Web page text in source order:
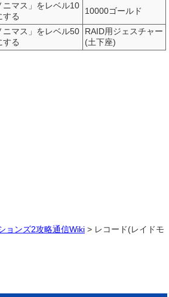
ニマス」をレベル10
する
10000ゴールド
ニマス」をレベル50
する
RAID用ジェスチャー
(土下座)
ョンズ2攻略通信Wiki > レコード(レイドモ